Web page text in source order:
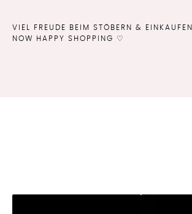
VIEL FREUDE BEIM STÖBERN &
NOW HAPPY SHOPPING ♡